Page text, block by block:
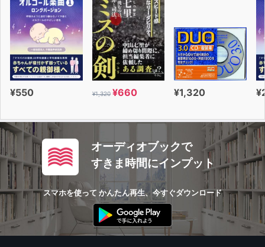
¥550 ¥1,320 ¥660 ¥1,320
オーディオブックで
すきま時間にインプット
スマホを使って かんたん再生、今すぐダウンロード